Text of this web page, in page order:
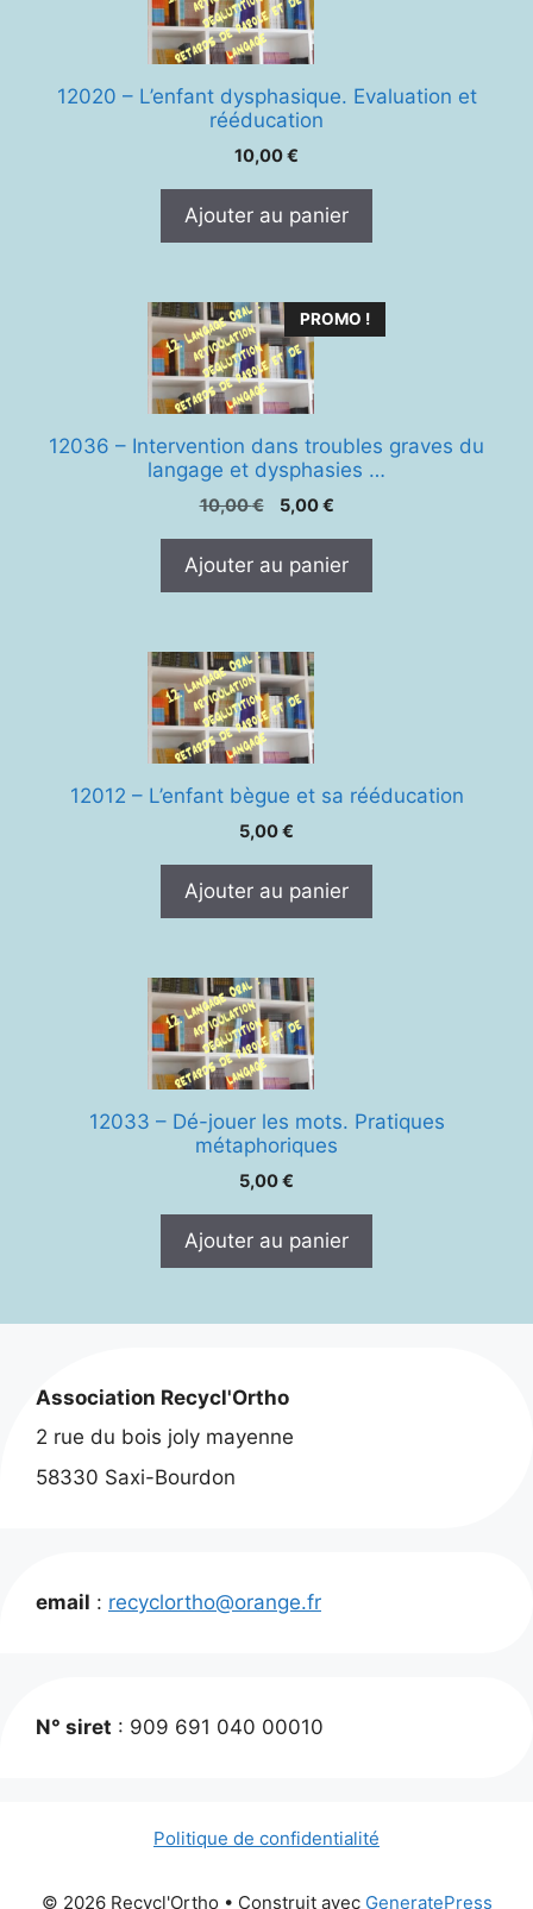
12020 – L’enfant dysphasique. Evaluation et
rééducation
10,00€
Ajouter au panier
PROMO !
12036 – Intervention dans troubles graves du
langage et dysphasies …
10,00€
Le
était :
5,00€Le
est :
Ajouter au panier
12012 – L’enfant bègue et sa rééducation
5,00€
Ajouter au panier
12033 – Dé-jouer les mots. Pratiques
métaphoriques
5,00€
Ajouter au panier
Association Recycl'Ortho
2 rue du bois joly mayenne
58330 Saxi-Bourdon
email : recyclortho@orange.fr
N° siret : 909 691 040 00010
Politique de confidentialité
© 2026 Recycl'Ortho • Construit avec GeneratePress